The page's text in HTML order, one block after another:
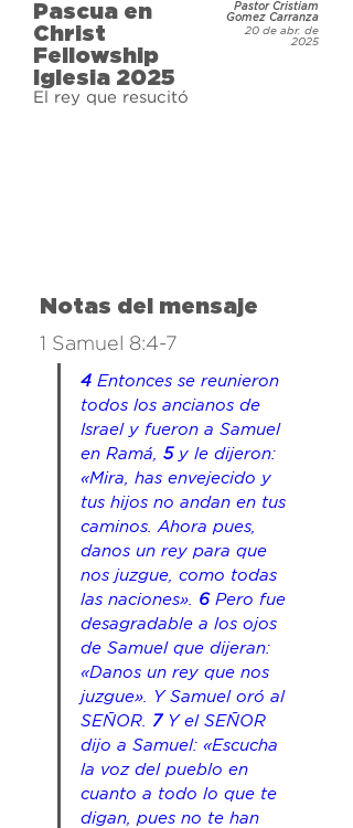
Pascua en
Christ
Fellowship
Iglesia 2025
El rey que resucitó
Pastor Cristiam
Gomez Carranza
20 de abr. de
2025
Notas del mensaje
1 Samuel 8:4-7
4 Entonces se reunieron
todos los ancianos de
Israel y fueron a Samuel
en Ramá, 5 y le dijeron:
«Mira, has envejecido y
tus hijos no andan en tus
caminos. Ahora pues,
danos un rey para que
nos juzgue, como todas
las naciones». 6 Pero fue
desagradable a los ojos
de Samuel que dijeran:
«Danos un rey que nos
juzgue». Y Samuel oró al
SEÑOR. 7 Y el SEÑOR
dijo a Samuel: «Escucha
la voz del pueblo en
cuanto a todo lo que te
digan, pues no te han